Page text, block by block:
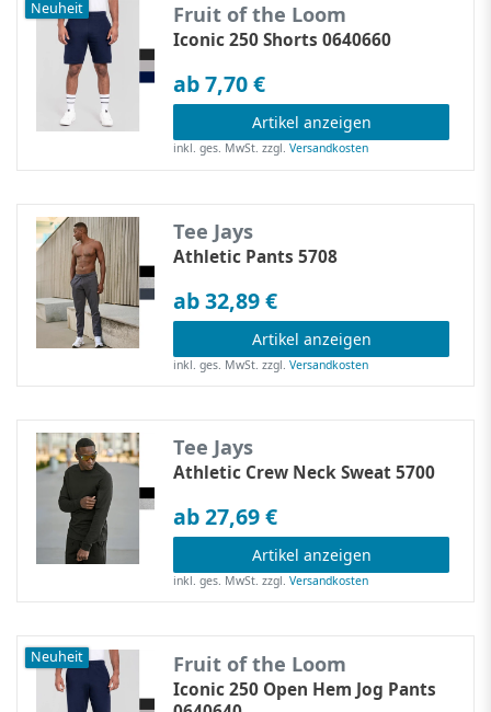
Neuheit Fruit of the Loom
Iconic 250 Shorts 0640660
ab 7,70 €
Artikel anzeigen
inkl. ges. MwSt. zzgl.Versandkosten
Tee Jays
Athletic Pants 5708
ab 32,89 €
Artikel anzeigen
inkl. ges. MwSt. zzgl.Versandkosten
Tee Jays
Athletic Crew Neck Sweat 5700
ab 27,69 €
Artikel anzeigen
inkl. ges. MwSt. zzgl.Versandkosten
Neuheit Fruit of the Loom
Iconic 250 Open Hem Jog Pants